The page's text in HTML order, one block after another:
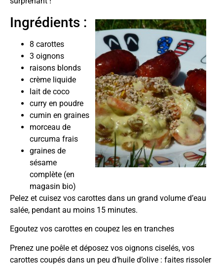
Ingrédients :
8 carottes
3 oignons
raisons blonds
crème liquide
lait de coco
curry en poudre
cumin en graines
morceau de
curcuma frais
graines de
sésame
complète (en
magasin bio)
Pelez et cuisez vos carottes dans un grand volume d’eau
salée, pendant au moins 15 minutes.
Egoutez vos carottes en coupez les en tranches
Prenez une poêle et déposez vos oignons ciselés, vos
carottes coupés dans un peu d’huile d’olive : faites rissoler